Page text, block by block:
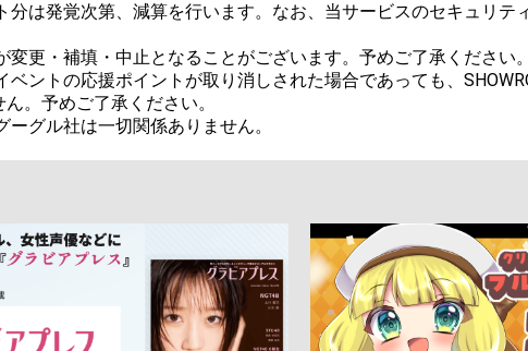
は発覚次第、減算を行います。なお、当サービスのセキュリテ
更・補填・中止となることがございます。予めご了承ください。
ントの応援ポイントが取り消しされた場合であっても、
。予めご了承ください。
グル社は一切関係ありません。